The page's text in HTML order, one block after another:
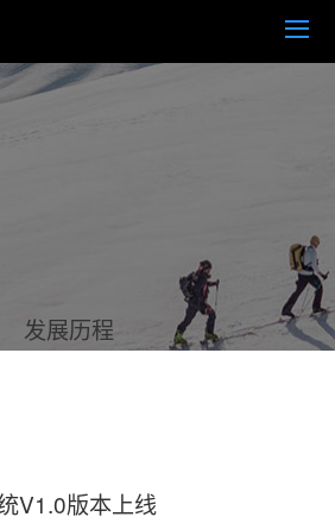
发展历程
V1.0版本上线